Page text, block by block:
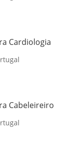
Cardiologia
Cabeleireiro